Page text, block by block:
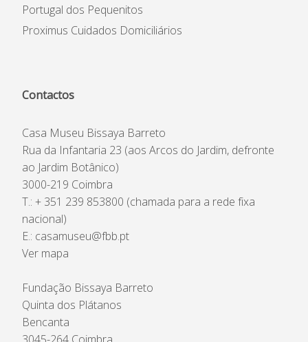
Portugal dos Pequenitos
Proximus Cuidados Domiciliários
Contactos
Casa Museu Bissaya Barreto
Rua da Infantaria 23 (aos Arcos do Jardim, defronte
ao Jardim Botânico)
3000-219 Coimbra
T.: + 351 239 853800 (chamada para a rede fixa
nacional)
E.: casamuseu@fbb.pt
Ver mapa
Fundação Bissaya Barreto
Quinta dos Plátanos
Bencanta